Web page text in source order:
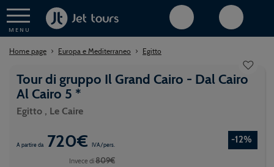
Home page Europa e Mediterraneo
Egitto
Tour di gruppo Il Grand Cairo - Dal Cairo
Al Cairo 5 *
Egitto , Le Caire
A partire da 720€ IVA/pers.
Invece di809€
-12%